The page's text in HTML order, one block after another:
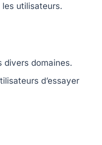
utilisateurs.
divers domaines.
d’essayer